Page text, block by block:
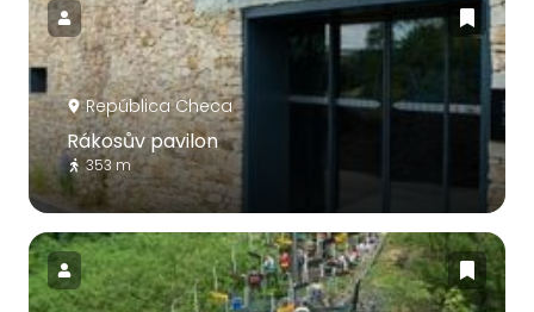
República Checa
Rákosův pavilon
353 m